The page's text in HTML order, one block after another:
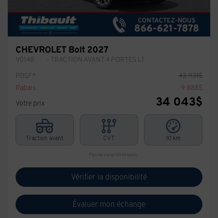
CHEVROLET Bolt 2027
V0148
– TRACTION AVANT 4 PORTES LT
PDSF*
43 931$
Rabais
9 888$
Votre prix
34 043$
Traction avant CVT 10 km
Plus de caractéristiques
Vérifier la disponibilité
Évaluer mon échange